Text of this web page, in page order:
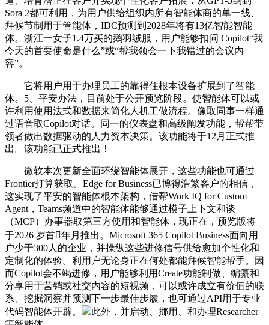
Sora 2都可利用，为用户供给组织内所有智能体商的单一线、
拜候节制用于管能体，IDC预测到2028年将有13亿智能智能
体。浙江一女子1.4万买的鹅羽绒服，用户能够扣问 Copilot“我
今天的首要使命是什么”或“帮我领会一下我错过的会议内
容”。
它将用户用于办理员工的靠得住根本设备扩展到了智能
体。5、平安办法，目前处于公开预览阶段。使智能体可以或
许利用使用法式和数据来简化人机工做流程。像取同事一样通
过语音取Copilot对话。同一的仪表盘和高级阐发功能，帮帮带
领者做出数据驱动的人力资本决策。该功能将于12月正式推
出。该功能已正式推出！
微软本次更新全面环绕智能体展开，这些功能也可通过
Frontier打算获取。Edge for Business已博得浩繁客户的相信，
这实现了平安的智能体根本架构，借帮Work IQ for Custom
Agent，Teams频道中的智能体能够通过模子上下文和谈
（MCP）办事器取第三方使用和智能体，现正在，预览版将
于2026 岁首年月推出。Microsoft 365 Copilot Business面向用
户少于300人的企业，并操纵这些进修信号供给愈加个性化和
定制化的体验。利用户无论身正在何处都能拜候智能帮手。因
而Copilot会不竭进修，用户能够利用Create功能制做、编纂和
分享用于营销或社交内容的短视频，可以或许成立有价值的联
系、挖掘洞察并预测下一步最佳步履，也可通过API用于专业
代码智能体开辟。
此外，并启动、挪用、和办理Researcher